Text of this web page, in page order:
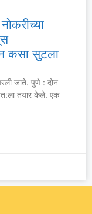
कसा सुटला
जाते. पुणे : दोन
तयार केले. एक